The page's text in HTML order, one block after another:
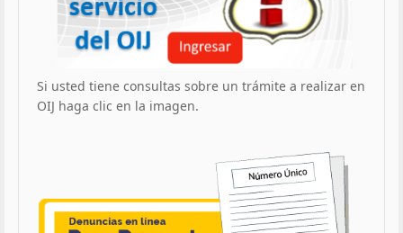
Si usted tiene consultas sobre un trámite a realizar en
OIJ haga clic en la imagen.